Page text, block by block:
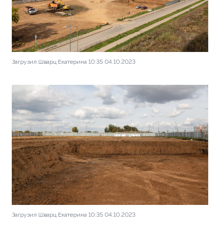
Загрузил Шварц Екатерина 10:35 04.10.2023
Загрузил Шварц Екатерина 10:35 04.10.2023